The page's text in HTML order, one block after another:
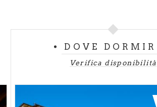
DOVE
Verifica disponibilità